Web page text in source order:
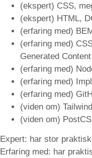
(ekspert) CSS,
(ekspert) HTML,
(erfaring med)
(erfaring med)
Generated
(erfaring med)
(erfaring med)
(erfaring med)
(viden om)
(viden om)
Expert: har stor
Erfaring med: har